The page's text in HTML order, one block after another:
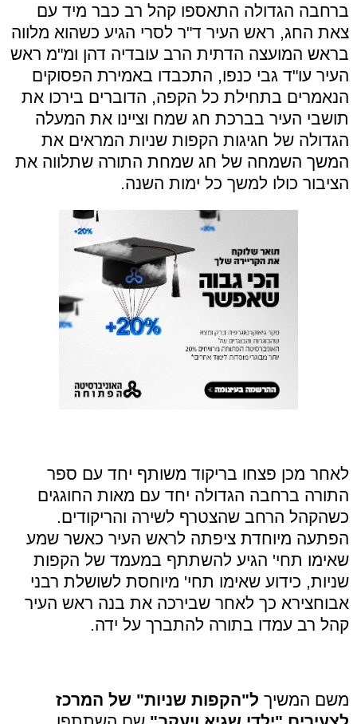
ברחבה הגדולה התאספו קהל רב כבר מיד עם
צאת החג, ראש העיר ד"ר לסרי הגיע כשהוא מלווה
בראש המועצה הדתית הרב עובדיה דהן ומ"מ ראש
העיר עו"ד גבי כנפו, התכבדו באמירת הפסוקים
הנאמרים בתחילת כל הקפה, הדוברים בירכו את
תושבי העיר בברכת חג שמח וציינו את המעלה
הגדולה של חגיגות הקפות שניות המראים את
המשך השמחה של חג שמחת התורה שתלווה את
הציבור כולו למשך כל ימות השנה.
לאחר מכן פצחו בריקוד משותף יחד עם ספר
התורה ברחבה הגדולה יחד עם מאות החוגגים
כשהקהל הרחב שהצטרף לשירה והריקודים.
הפתעה מיוחדת ציפתה לראש העיר כאשר שמע
שאימו תחי' הגיע להשתתף במעמד של הקפות
שניות, כידוע שאימו תחי' מיוחסת לשושלת רבני
אבוחצירא כך לאחר שבירכה את בנה ראש העיר
קהל רב עמדו בתורה להתברך על ידה.
משם המשיך ל"הקפות שניות" של המרכז